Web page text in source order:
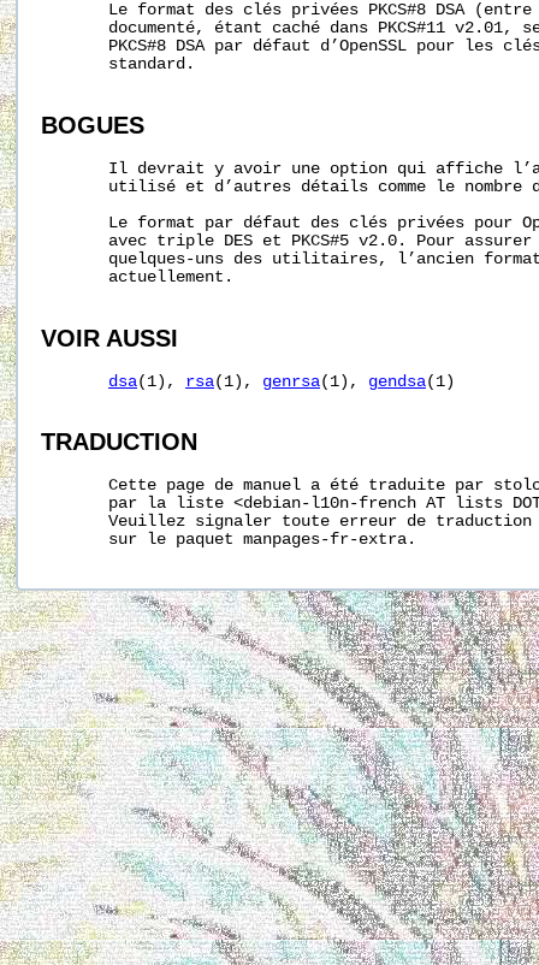
Le format des clés privées PKCS#8 DSA
documenté, étant caché dans PKCS#11 v2.01,
PKCS#8 DSA par défaut d’OpenSSL pour les
       standard.
BOGUES
Il devrait y avoir une option qui affiche
utilisé et d’autres détails comme le nombre
Le format par défaut des clés privées pour
avec triple DES et PKCS#5 v2.0. Pour
quelques-uns des utilitaires, l’ancien
       actuellement.
VOIR AUSSI
dsa(1), rsa(1), genrsa(1), gendsa(1)
TRADUCTION
Cette page de manuel a été traduite par
par la liste <debian-l10n-french AT lists
Veuillez signaler toute erreur de